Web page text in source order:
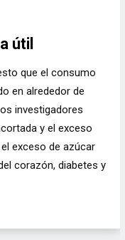
útil
que el consumo
en alrededor de
investigadores
y el exceso
exceso de azúcar
corazón, diabetes y